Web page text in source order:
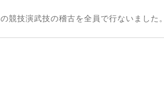
競技演武技の稽古を全員で行ないました。